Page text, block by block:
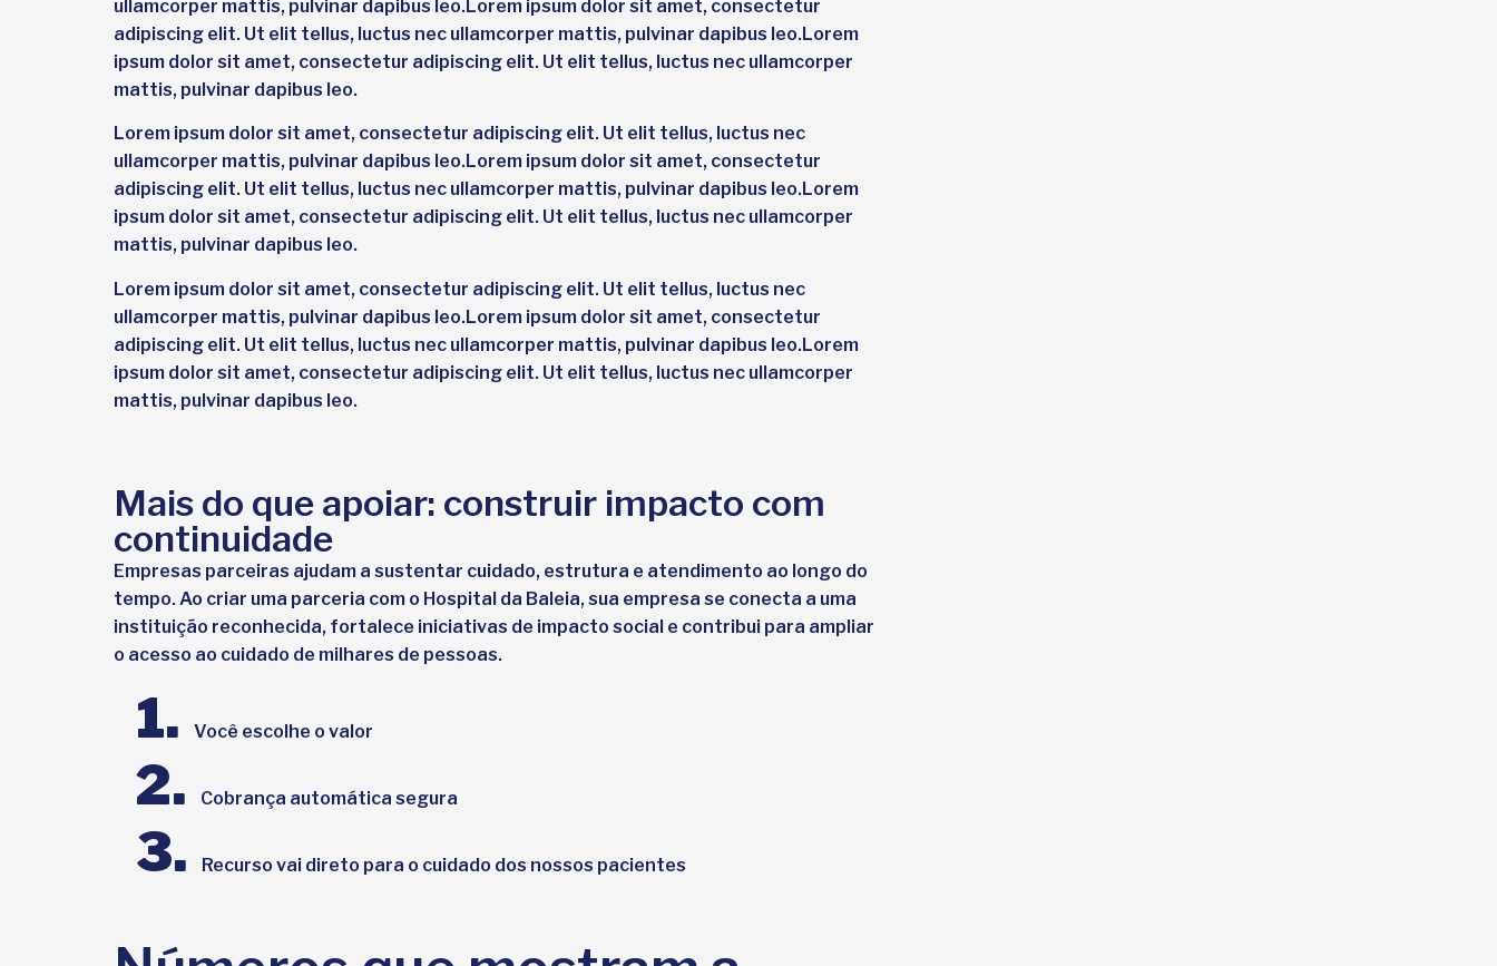
ullamcorper mattis, pulvinar dapibus leo.Lorem ipsum dolor sit amet, consectetur
adipiscing elit. Ut elit tellus, luctus nec ullamcorper mattis, pulvinar dapibus leo.Lorem
ipsum dolor sit amet, consectetur adipiscing elit. Ut elit tellus, luctus nec ullamcorper
mattis, pulvinar dapibus leo.
Lorem ipsum dolor sit amet, consectetur adipiscing elit. Ut elit tellus, luctus nec
ullamcorper mattis, pulvinar dapibus leo.Lorem ipsum dolor sit amet, consectetur
adipiscing elit. Ut elit tellus, luctus nec ullamcorper mattis, pulvinar dapibus leo.Lorem
ipsum dolor sit amet, consectetur adipiscing elit. Ut elit tellus, luctus nec ullamcorper
mattis, pulvinar dapibus leo.
Lorem ipsum dolor sit amet, consectetur adipiscing elit. Ut elit tellus, luctus nec
ullamcorper mattis, pulvinar dapibus leo.Lorem ipsum dolor sit amet, consectetur
adipiscing elit. Ut elit tellus, luctus nec ullamcorper mattis, pulvinar dapibus leo.Lorem
ipsum dolor sit amet, consectetur adipiscing elit. Ut elit tellus, luctus nec ullamcorper
mattis, pulvinar dapibus leo.
Mais do que apoiar: construir impacto com
continuidade
Empresas parceiras ajudam a sustentar cuidado, estrutura e atendimento ao longo do
tempo. Ao criar uma parceria com o Hospital da Baleia, sua empresa se conecta a uma
instituição reconhecida, fortalece iniciativas de impacto social e contribui para ampliar
o acesso ao cuidado de milhares de pessoas.
1. Você escolhe o valor
2. Cobrança automática segura
3. Recurso vai direto para o cuidado dos nossos pacientes